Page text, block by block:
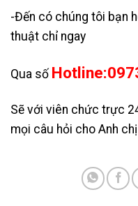
-Đến có chúng tôi bạn
thuật chỉ ngay
Qua số
Sẽ với viên chức trực
mọi câu hỏi cho Anh chị